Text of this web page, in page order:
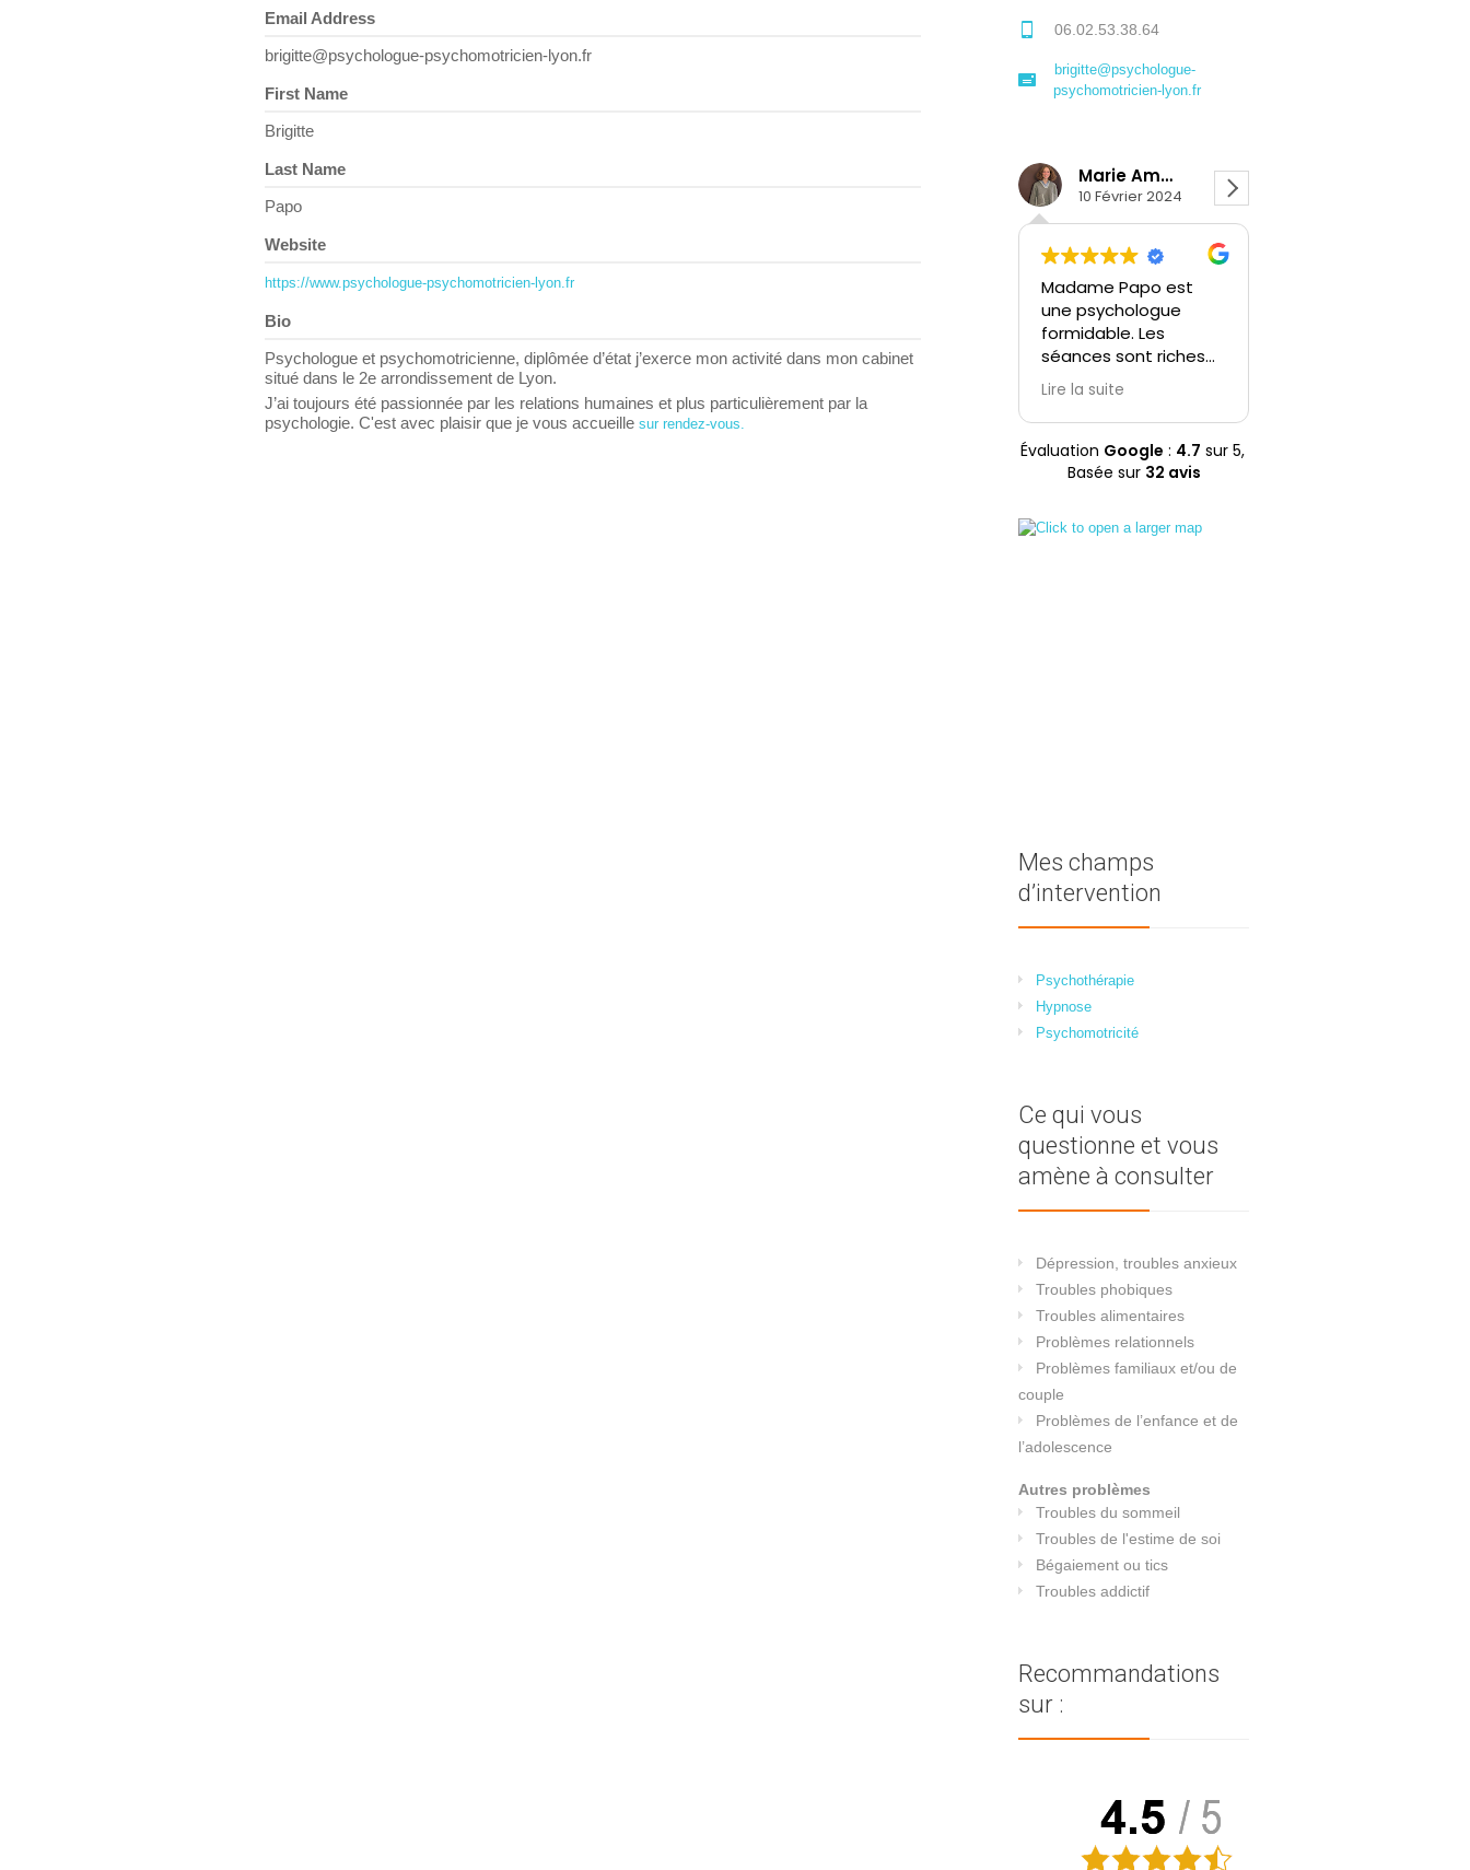
Email Address
brigitte@psychologue-psychomotricien-lyon.fr
First Name
Brigitte
Last Name
Papo
Website
https://www.psychologue-psychomotricien-lyon.fr
Bio
Psychologue et psychomotricienne, diplômée d’état j’exerce mon activité dans mon cabinet
situé dans le 2e arrondissement de Lyon.
J’ai toujours été passionnée par les relations humaines et plus particulièrement par la
psychologie. C'est avec plaisir que je vous accueillesur rendez-vous.
06.02.53.38.64
brigitte@psychologue-
psychomotricien-lyon.fr
Marie Amodeo
10 Février 2024
Madame Papo est
une psychologue
formidable. Les
séances sont riches
en exemples et en
conseils. Madame
Papo réussit à vous
faire réfléchir
profondément, tout
à la fois dynamique et
percutant très très
Lire la suite
Évaluation Google : 4.7 sur 5,
Basée sur 32 avis
Mes champs
d’intervention
Psychothérapie
Hypnose
Psychomotricité
Ce qui vous
questionne et vous
amène à consulter
Dépression, troubles anxieux
Troubles phobiques
Troubles alimentaires
Problèmes relationnels
Problèmes familiaux et/ou de
couple
Problèmes de l’enfance et de
l’adolescence
Autres problèmes
Troubles du sommeil
Troubles de l'estime de soi
Bégaiement ou tics
Troubles addictif
Recommandations
sur :